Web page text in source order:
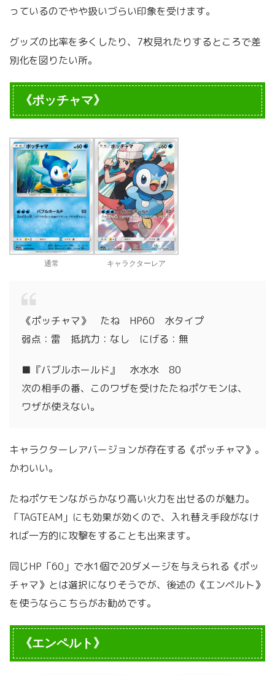
っているのでやや扱いづらい印象を受けます。
グッズの比率を多くしたり、7枚見れたりするところで差
別化を図りたい所。
《ポッチャマ》
通常 キャラクターレア
《ポッチャマ》 たね HP60 水タイプ
弱点：雷 抵抗力：なし にげる：無
■『バブルホールド』 水水水 80
次の相手の番、このワザを受けたたねポケモンは、
ワザが使えない。
キャラクターレアバージョンが存在する《ポッチャマ》。
かわいい。
たねポケモンながらかなり高い火力を出せるのが魅力。
「TAGTEAM」にも効果が効くので、入れ替え手段がなけ
れば一方的に攻撃をすることも出来ます。
同じHP「60」で水1個で20ダメージを与えられる《ポッ
チャマ》とは選択になりそうでが、後述の《エンペルト》
を使うならこちらがお勧めです。
《エンペルト》